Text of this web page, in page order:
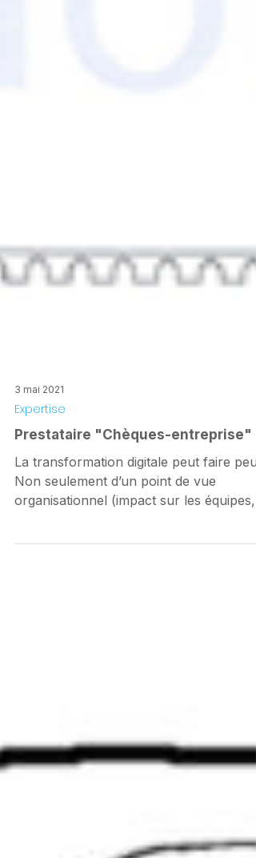
3 mai 2021
Expertise
Prestataire "Chèques-entreprise"
La transformation digitale peut faire
Non seulement d’un point de vue
risques, …) mais...